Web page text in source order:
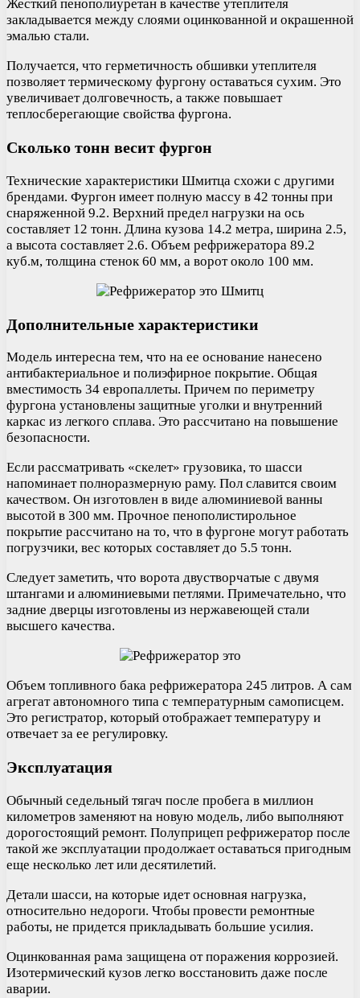
Жесткий пенополиуретан в качестве утеплителя
закладывается между слоями оцинкованной и окрашенной
эмалью стали.
Получается, что герметичность обшивки утеплителя
позволяет термическому фургону оставаться сухим. Это
увеличивает долговечность, а также повышает
теплосберегающие свойства фургона.
Сколько тонн весит фургон
Технические характеристики Шмитца схожи с другими
брендами. Фургон имеет полную массу в 42 тонны при
снаряженной 9.2. Верхний предел нагрузки на ось
составляет 12 тонн. Длина кузова 14.2 метра, ширина 2.5,
а высота составляет 2.6. Объем рефрижератора 89.2
куб.м, толщина стенок 60 мм, а ворот около 100 мм.
Дополнительные характеристики
Модель интересна тем, что на ее основание нанесено
антибактериальное и полиэфирное покрытие. Общая
вместимость 34 европаллеты. Причем по периметру
фургона установлены защитные уголки и внутренний
каркас из легкого сплава. Это рассчитано на повышение
безопасности.
Если рассматривать «скелет» грузовика, то шасси
напоминает полноразмерную раму. Пол славится своим
качеством. Он изготовлен в виде алюминиевой ванны
высотой в 300 мм. Прочное пенополистирольное
покрытие рассчитано на то, что в фургоне могут работать
погрузчики, вес которых составляет до 5.5 тонн.
Следует заметить, что ворота двустворчатые с двумя
штангами и алюминиевыми петлями. Примечательно, что
задние дверцы изготовлены из нержавеющей стали
высшего качества.
Объем топливного бака рефрижератора 245 литров. А сам
агрегат автономного типа с температурным самописцем.
Это регистратор, который отображает температуру и
отвечает за ее регулировку.
Эксплуатация
Обычный седельный тягач после пробега в миллион
километров заменяют на новую модель, либо выполняют
дорогостоящий ремонт. Полуприцеп рефрижератор после
такой же эксплуатации продолжает оставаться пригодным
еще несколько лет или десятилетий.
Детали шасси, на которые идет основная нагрузка,
относительно недороги. Чтобы провести ремонтные
работы, не придется прикладывать большие усилия.
Оцинкованная рама защищена от поражения коррозией.
Изотермический кузов легко восстановить даже после
аварии.